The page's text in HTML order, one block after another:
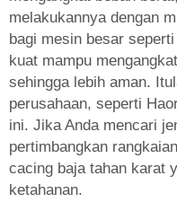
melakukannya dengan
bagi mesin besar
kuat mampu
sehingga lebih aman.
perusahaan, seperti
ini. Jika Anda mencari
pertimbangkan rangkaian
cacing baja tahan karat
ketahanan.